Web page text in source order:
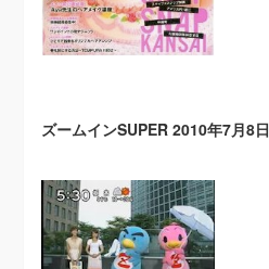
ズームインSUPER 2010年7月8日